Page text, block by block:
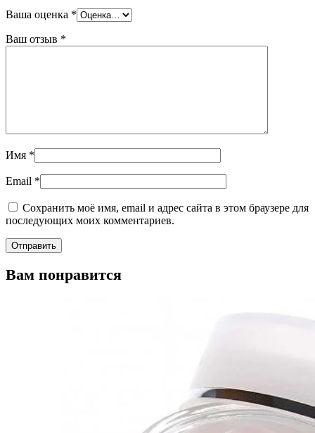
Ваша оценка *
Ваш отзыв *
Имя *
Email *
Сохранить моё имя, email и адрес сайта в этом браузере для
последующих моих комментариев.
Вам понравится